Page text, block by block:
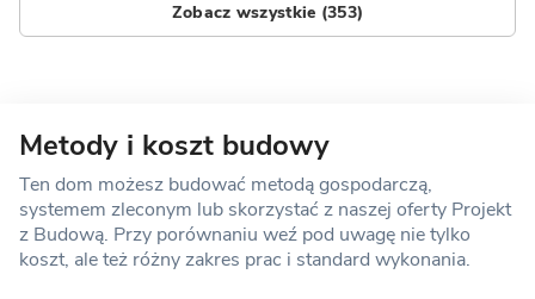
Zobacz wszystkie (353)
Metody i koszt budowy
Ten dom możesz budować metodą gospodarczą,
systemem zleconym lub skorzystać z naszej oferty Projekt
z Budową. Przy porównaniu weź pod uwagę nie tylko
koszt, ale też różny zakres prac i standard wykonania.